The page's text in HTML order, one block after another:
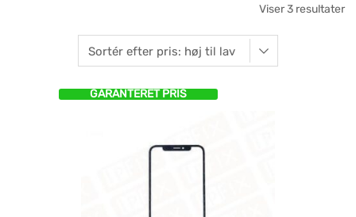
Viser 3 resultater
GARANTERET PRIS